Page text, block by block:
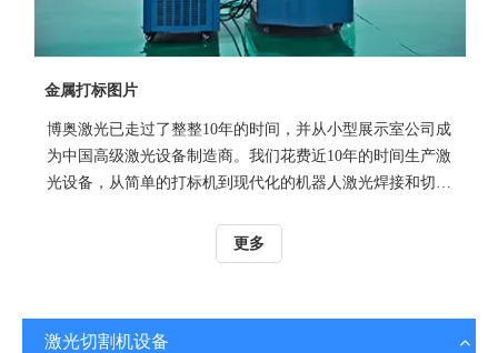
金属打标图片
博奥激光已走过了整整10年的时间，并从小型展示室公司成
为中国高级激光设备制造商。我们花费近10年的时间生产激
光设备，从简单的打标机到现代化的机器人激光焊接和切割
更多
激光切割机设备